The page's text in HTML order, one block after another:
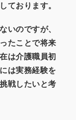
ております。
いのですが、
たことで将来
は介護職員初
は実務経験を
戦したいと考